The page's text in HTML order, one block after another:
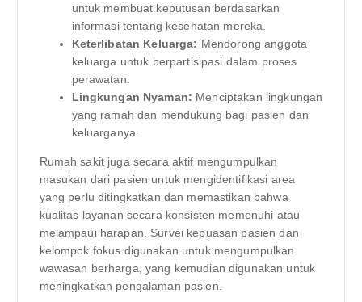
untuk membuat keputusan berdasarkan
informasi tentang kesehatan mereka.
Keterlibatan Keluarga: Mendorong anggota
keluarga untuk berpartisipasi dalam proses
perawatan.
Lingkungan Nyaman: Menciptakan lingkungan
yang ramah dan mendukung bagi pasien dan
keluarganya.
Rumah sakit juga secara aktif mengumpulkan
masukan dari pasien untuk mengidentifikasi area
yang perlu ditingkatkan dan memastikan bahwa
kualitas layanan secara konsisten memenuhi atau
melampaui harapan. Survei kepuasan pasien dan
kelompok fokus digunakan untuk mengumpulkan
wawasan berharga, yang kemudian digunakan untuk
meningkatkan pengalaman pasien.